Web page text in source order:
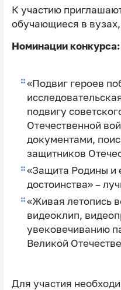
К участию
обучающиеся в вузах,
Номинации конкурса:
«Подвиг героев
подвигу
Отечественной
документами,
защитников
«Защита Родины и
достоинства» –
«Живая летопись
видеоклип,
увековечиванию
Великой
Для участия